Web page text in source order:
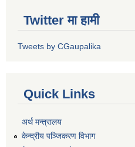
Twitter मा हामी
Tweets by CGaupalika
Quick Links
अर्थ मन्त्रालय
केन्द्रीय पञ्जिकरण विभाग